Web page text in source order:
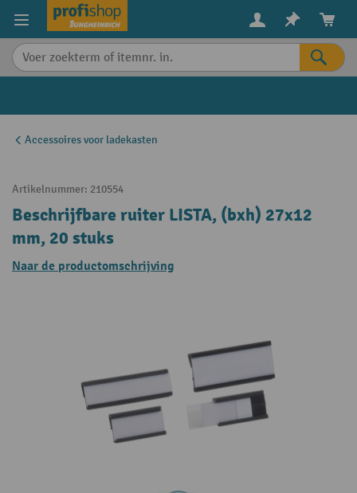
content
Accessoires voor ladekasten
Artikelnummer: 210554
Beschrijfbare ruiter LISTA, (bxh) 27x12
mm, 20 stuks
Naar de productomschrijving